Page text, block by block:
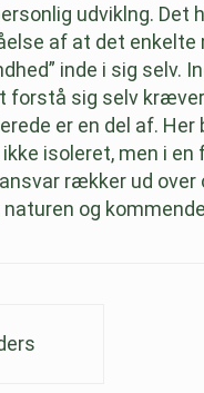
udviklng.
af at det
inde i sig selv.
forstå sig selv
er en del af.
isoleret, men i
rækker ud over
og